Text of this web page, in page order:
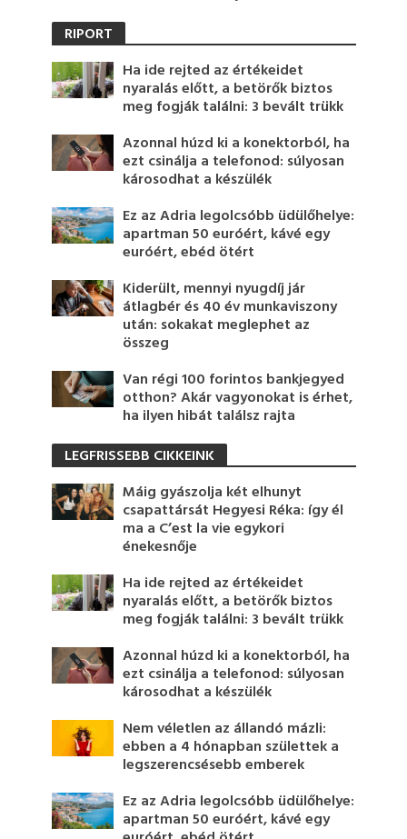
RIPORT
Ha ide rejted az értékeidet
nyaralás előtt, a betörők biztos
meg fogják találni: 3 bevált trükk
Azonnal húzd ki a konektorból, ha
ezt csinálja a telefonod: súlyosan
károsodhat a készülék
Ez az Adria legolcsóbb üdülőhelye:
apartman 50 euróért, kávé egy
euróért, ebéd ötért
Kiderült, mennyi nyugdíj jár
átlagbér és 40 év munkaviszony
után: sokakat meglephet az
összeg
Van régi 100 forintos bankjegyed
otthon? Akár vagyonokat is érhet,
ha ilyen hibát találsz rajta
LEGFRISSEBB CIKKEINK
Máig gyászolja két elhunyt
csapattársát Hegyesi Réka: így él
ma a C’est la vie egykori
énekesnője
Ha ide rejted az értékeidet
nyaralás előtt, a betörők biztos
meg fogják találni: 3 bevált trükk
Azonnal húzd ki a konektorból, ha
ezt csinálja a telefonod: súlyosan
károsodhat a készülék
Nem véletlen az állandó mázli:
ebben a 4 hónapban születtek a
legszerencsésebb emberek
Ez az Adria legolcsóbb üdülőhelye:
apartman 50 euróért, kávé egy